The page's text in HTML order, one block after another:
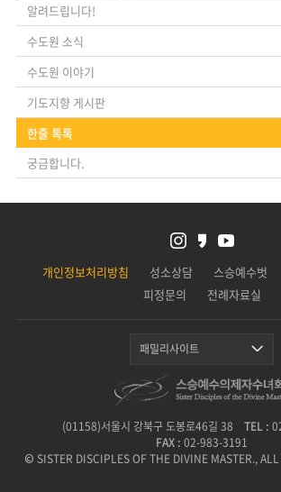
알려드립니다!
수도원 소식
수도원 이야기
기도지향 게시판
한줄 톡톡
궁금합니다.
개인정보처리방침 성소상담 스승예수벗
피정문의
전례자료실
패밀리사이트
(01158)서울시 강북구 도봉로46길 38 TEL :
FAX : 02-983-3191
© SISTER DISCIPLES OF THE DIVINE MASTER., ALL